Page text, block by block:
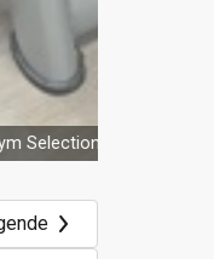
Selection Arm curl